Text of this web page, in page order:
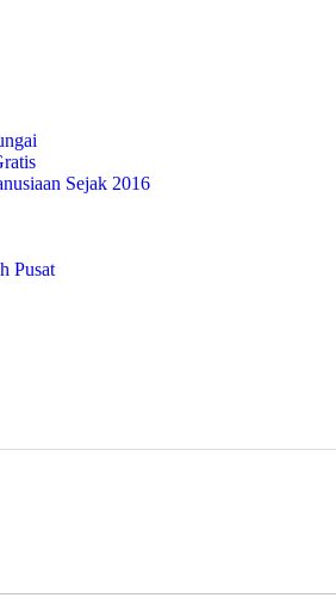
Sejak 2016
Pusat